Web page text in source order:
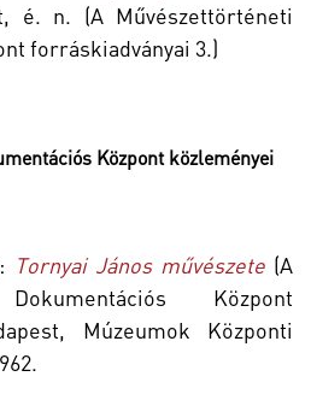
é. n. (A Művészettörténeti
forráskiadványai 3.)
Központ közleményei
Tornyai János művészete(A
Központ
Múzeumok Központi